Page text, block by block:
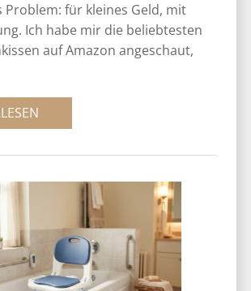
Problem: für kleines Geld, mit
Ich habe mir die beliebtesten
auf Amazon angeschaut,